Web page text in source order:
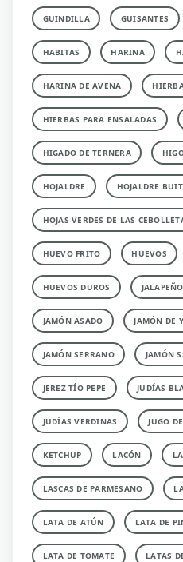
GUINDILLA GUISANTES
HABITAS HARINA
HARINA DE AVENA
HIERBAS PARA ENSALADAS
HIGADO DE TERNERA
HOJALDRE HOJALDRE
HOJAS VERDES DE LAS
HUEVO FRITO HUEVOS
HUEVOS DUROS
JAMÓN ASADO JAMÓN DE
JAMÓN SERRANO JAMÓN
JEREZ TÍO PEPE JUDÍAS
JUDÍAS VERDINAS JUGO
KETCHUP LACÓN
LASCAS DE PARMESANO
LATA DE ATÚN LATA DE
LATA DE TOMATE LATAS